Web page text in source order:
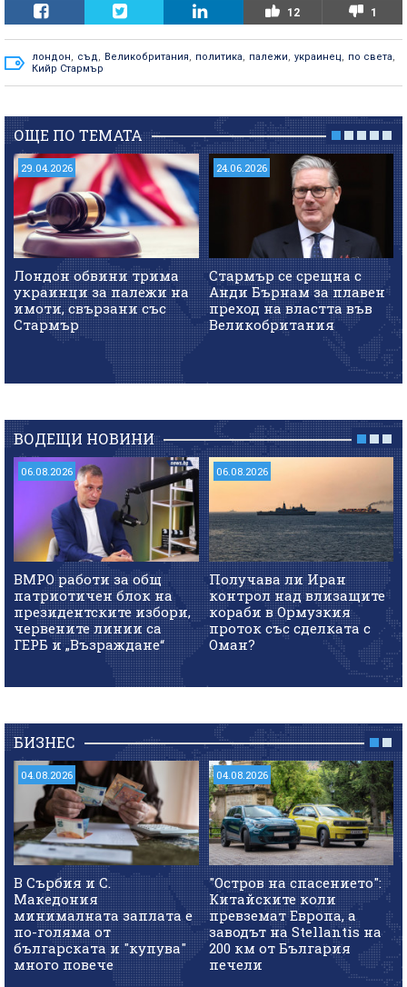
12 1
лондон, съд, Великобритания, политика, палежи, украинец, по света,
Кийр Стармър
ОЩЕ ПО ТЕМАТА
29.04.2026
Лондон обвини трима
украинци за палежи на
имоти, свързани със
Стармър
24.06.2026
Стармър се срещна с
Анди Бърнам за плавен
преход на властта във
Великобритания
ВОДЕЩИ НОВИНИ
06.08.2026
ВМРО работи за общ
патриотичен блок на
президентските избори,
червените линии са
ГЕРБ и „Възраждане“
06.08.2026
Получава ли Иран
контрол над влизащите
кораби в Ормузкия
проток със сделката с
Оман?
БИЗНЕС
04.08.2026
В Сърбия и С.
Македония
минималната заплата е
по-голяма от
българската и "купува"
много повече
04.08.2026
"Остров на спасението":
Китайските коли
превземат Европа, а
заводът на Stellantis на
200 км от България
печели